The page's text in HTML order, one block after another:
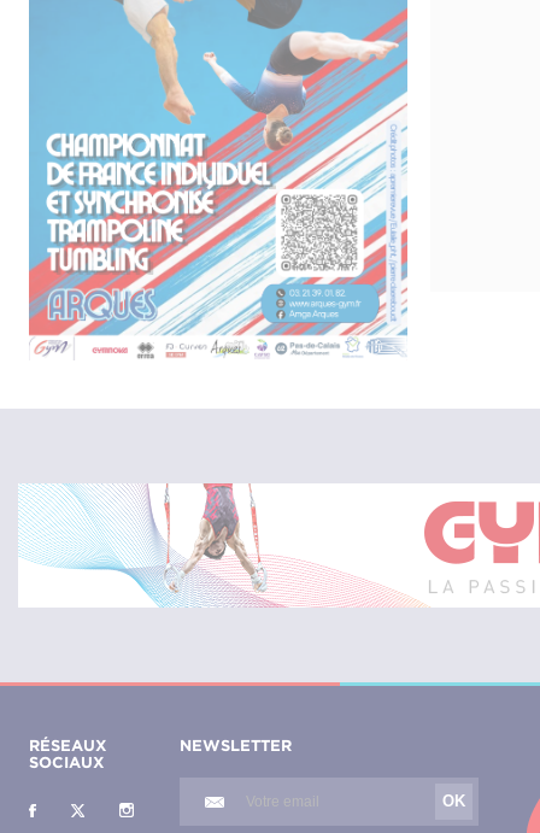
RÉSEAUX
SOCIAUX
NEWSLETTER
OK